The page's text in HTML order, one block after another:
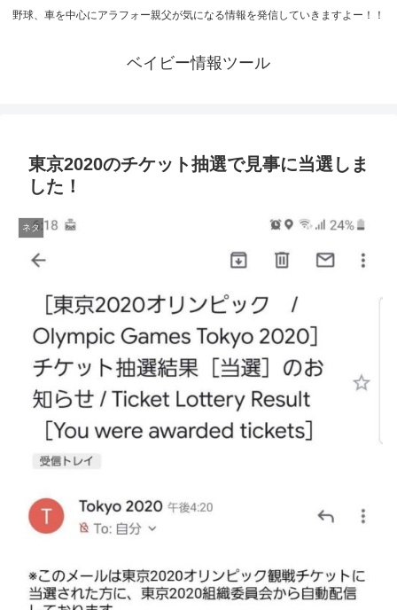
野球、車を中心にアラフォー親父が気になる情報を発信していきますよー！！
ベイビー情報ツール
東京2020のチケット抽選で見事に当選しま
した！
ネタ